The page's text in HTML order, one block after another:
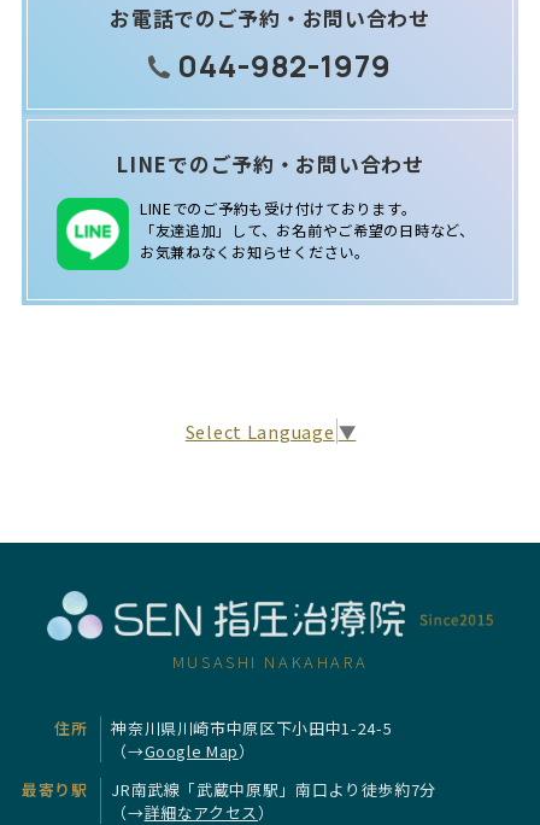
お電話でのご予約・お問い合わせ
044-982-1979
LINEでのご予約・お問い合わせ
LINEでのご予約も受け付けております。
「友達追加」して、お名前やご希望の日時など、
お気兼ねなくお知らせください。
Select Language ▼
MUSASHI NAKAHARA
住所
神奈川県川崎市中原区下小田中1-24-5
（→Google Map）
最寄り駅
JR南武線「武蔵中原駅」南口より徒歩約7分
（→詳細なアクセス）